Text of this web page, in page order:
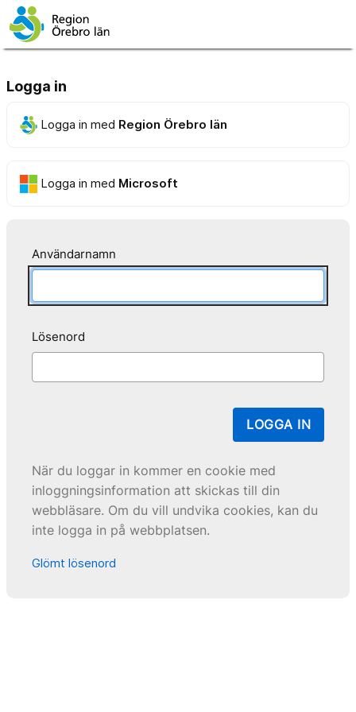
Logga in
Logga in med Region Örebro län
Logga in med Microsoft
Användarnamn
Lösenord
LOGGA IN
När du loggar in kommer en cookie med
inloggningsinformation att skickas till din
webbläsare. Om du vill undvika cookies, kan du
inte logga in på webbplatsen.
Glömt lösenord